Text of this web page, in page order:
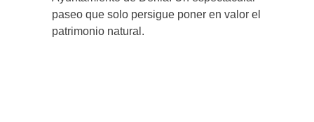
paseo que solo persigue poner en valor el
patrimonio natural.